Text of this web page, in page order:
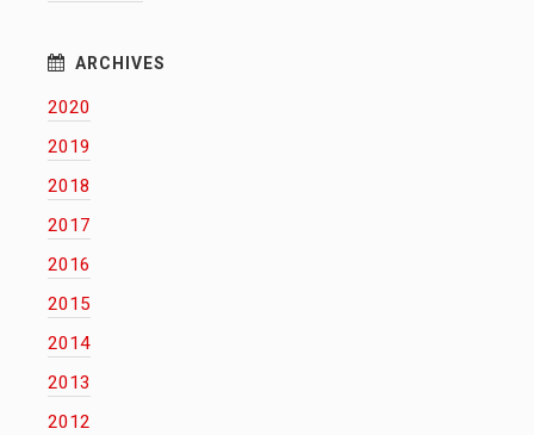
2020
2019
2018
2017
2016
2015
2014
2013
2012